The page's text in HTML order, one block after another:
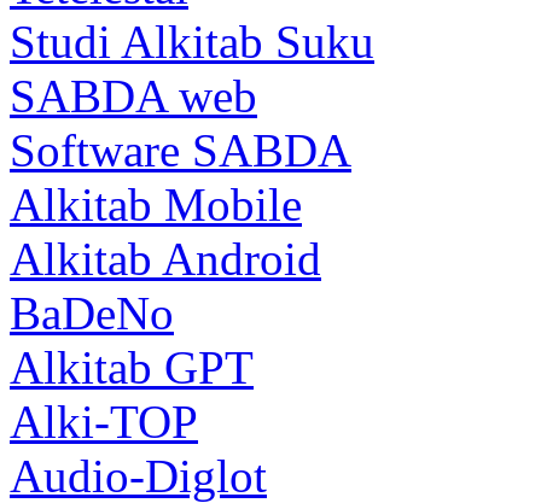
Studi Alkitab Suku
SABDA web
Software SABDA
Alkitab Mobile
Alkitab Android
BaDeNo
Alkitab GPT
Alki-TOP
Audio-Diglot